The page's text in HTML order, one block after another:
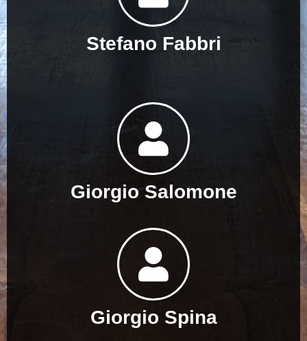
Stefano Fabbri
Giorgio Salomone
Giorgio Spina